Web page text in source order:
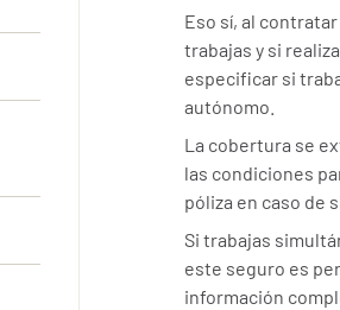
Eso sí, al
trabajas y si
especificar si
autónomo.
La cobertura se
las condiciones
póliza en caso de
Si trabajas
este seguro es
información